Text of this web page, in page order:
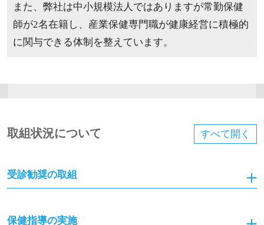
また、弊社は中小規模法人ではありますが常勤保健
師が2名在籍し、産業保健専門職が健康経営に積極的
に関与できる体制を整えています。
すべて 開く
取組状況について
受診勧奨の取組
保健指導の実施